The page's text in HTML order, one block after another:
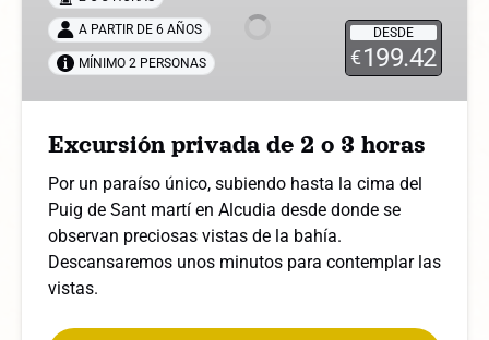
horas
DESDE
€199.42
A PARTIR DE 6 AÑOS
MÍNIMO 2 PERSONAS
Excursión privada de 2 o 3 horas
Por un paraíso único, subiendo hasta la cima del
Puig de Sant martí en Alcudia desde donde se
observan preciosas vistas de la bahía.
Descansaremos unos minutos para contemplar las
vistas.